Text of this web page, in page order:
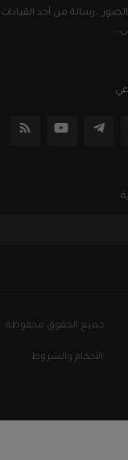
من أحد القيادات
الحقوق محفوظة
الأحكام والشروط